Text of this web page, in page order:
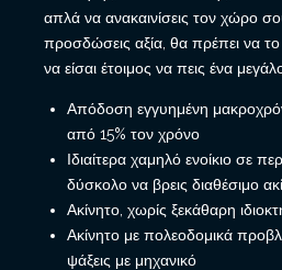
απλά να ανακαινίσεις τον χώρο
προσδώσεις αξία, θα πρέπει να
να είσαι έτοιμος να πεις ένα
Απόδοση εγγυημένη
από 15% τον χρόνο
Ιδιαίτερα χαμηλό ενοίκιο σε
δύσκολο να βρεις διαθέσιμο
Ακίνητο, χωρίς ξεκάθαρη
Ακίνητο με πολεοδομικά
ψάξεις με μηχανικό